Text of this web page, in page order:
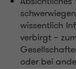
wissentlich
verbirgt –
oder bei